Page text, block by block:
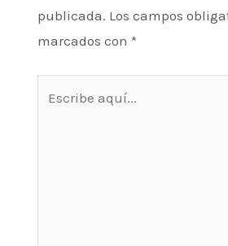
publicada. Los campos
marcados con *